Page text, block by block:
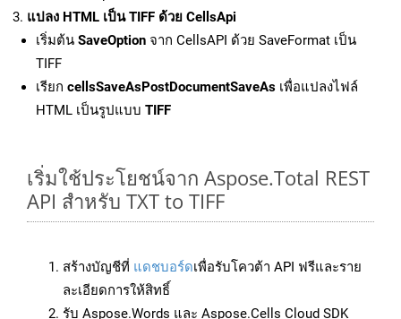
แปลง HTML เป็น TIFF ด้วย CellsApi
เริ่มต้น SaveOption จาก CellsAPI ด้วย SaveFormat เป็น
TIFF
เรียก cellsSaveAsPostDocumentSaveAs เพื่อแปลงไฟล์
HTML เป็นรูปแบบ TIFF
เริ่มใช้ประโยชน์จาก Aspose.Total REST
API สำหรับ TXT to TIFF
สร้างบัญชีที่ แดชบอร์ดเพื่อรับโควต้า API ฟรีและราย
ละเอียดการให้สิทธิ์
รับ Aspose.Words และ Aspose.Cells Cloud SDK